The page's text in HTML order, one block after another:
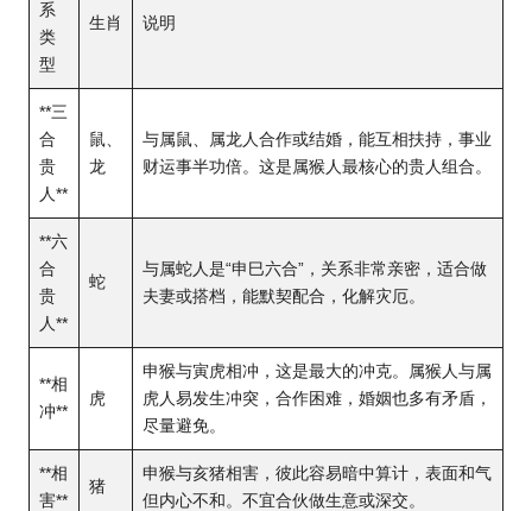
系
类
型
生肖 说明
**三
合
贵
人**
鼠、
龙
与属鼠、属龙人合作或结婚，能互相扶持，事业
财运事半功倍。这是属猴人最核心的贵人组合。
**六
合
贵
人**
蛇
与属蛇人是“申巳六合”，关系非常亲密，适合做
夫妻或搭档，能默契配合，化解灾厄。
**相
冲**
虎
申猴与寅虎相冲，这是最大的冲克。属猴人与属
虎人易发生冲突，合作困难，婚姻也多有矛盾，
尽量避免。
**相
害**
猪
申猴与亥猪相害，彼此容易暗中算计，表面和气
但内心不和。不宜合伙做生意或深交。